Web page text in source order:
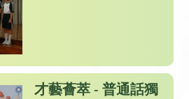
才藝薈萃 - 普通話獨